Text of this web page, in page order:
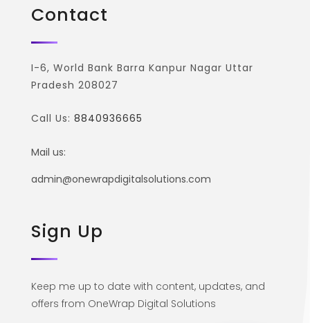
Contact
I-6, World Bank Barra Kanpur Nagar Uttar
Pradesh 208027
Call Us: 8840936665
Mail us:
admin@onewrapdigitalsolutions.com
Sign Up
Keep me up to date with content, updates, and
offers from OneWrap Digital Solutions